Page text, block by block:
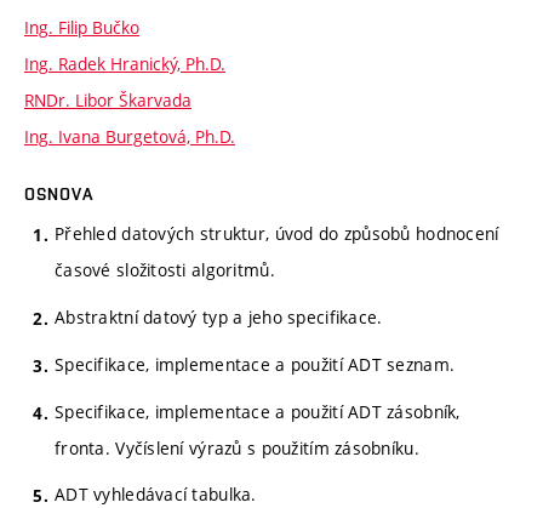
Ing. Filip Bučko
Ing. Radek Hranický, Ph.D.
RNDr. Libor Škarvada
Ing. Ivana Burgetová, Ph.D.
OSNOVA
Přehled datových struktur, úvod do způsobů hodnocení
časové složitosti algoritmů.
Abstraktní datový typ a jeho specifikace.
Specifikace, implementace a použití ADT seznam.
Specifikace, implementace a použití ADT zásobník,
fronta. Vyčíslení výrazů s použitím zásobníku.
ADT vyhledávací tabulka.